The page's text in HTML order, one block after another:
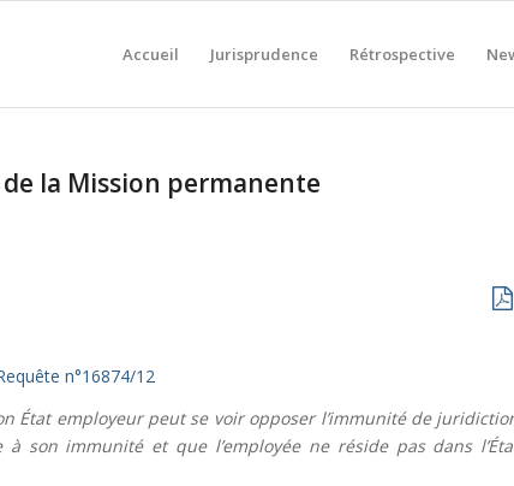
Accueil Jurisprudence Rétrospective
la Mission permanente
n°16874/12
État employeur peut se voir opposer l’immunité de
son immunité et que l’employée ne réside pas dans